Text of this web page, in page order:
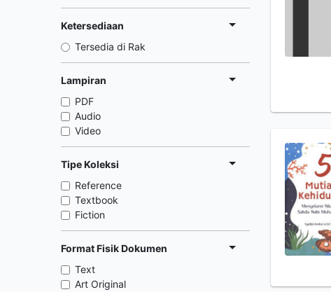
Ketersediaan
Tersedia di Rak
Lampiran
PDF
Audio
Video
Tipe Koleksi
Reference
Textbook
Fiction
Format Fisik Dokumen
Text
Art Original